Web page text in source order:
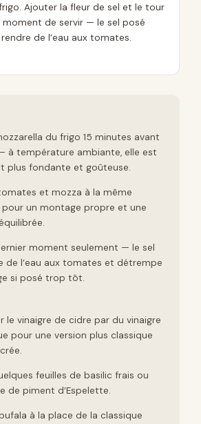
Ajouter la fleur de sel et le tour
moment de servir — le sel posé
de l’eau aux tomates.
du frigo 15 minutes avant
à température ambiante, elle est
plus fondante et goûteuse.
et mozza à la même
pour un montage propre et une
moment seulement — le sel
de l’eau aux tomates et détrempe
si posé trop tôt.
le vinaigre de cidre par du vinaigre
pour une version plus classique
feuilles de basilic frais ou
de piment d’Espelette.
à la place de la classique